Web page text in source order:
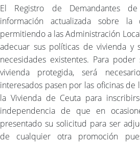
El Registro de Demandantes
información actualizada sobre la
permitiendo a las Administración
adecuar sus políticas de vivienda y
necesidades existentes. Para
vivienda protegida, será
interesados pasen por las oficinas
la Vivienda de Ceuta para
independencia de que en
presentado su solicitud para ser
de cualquier otra promoción